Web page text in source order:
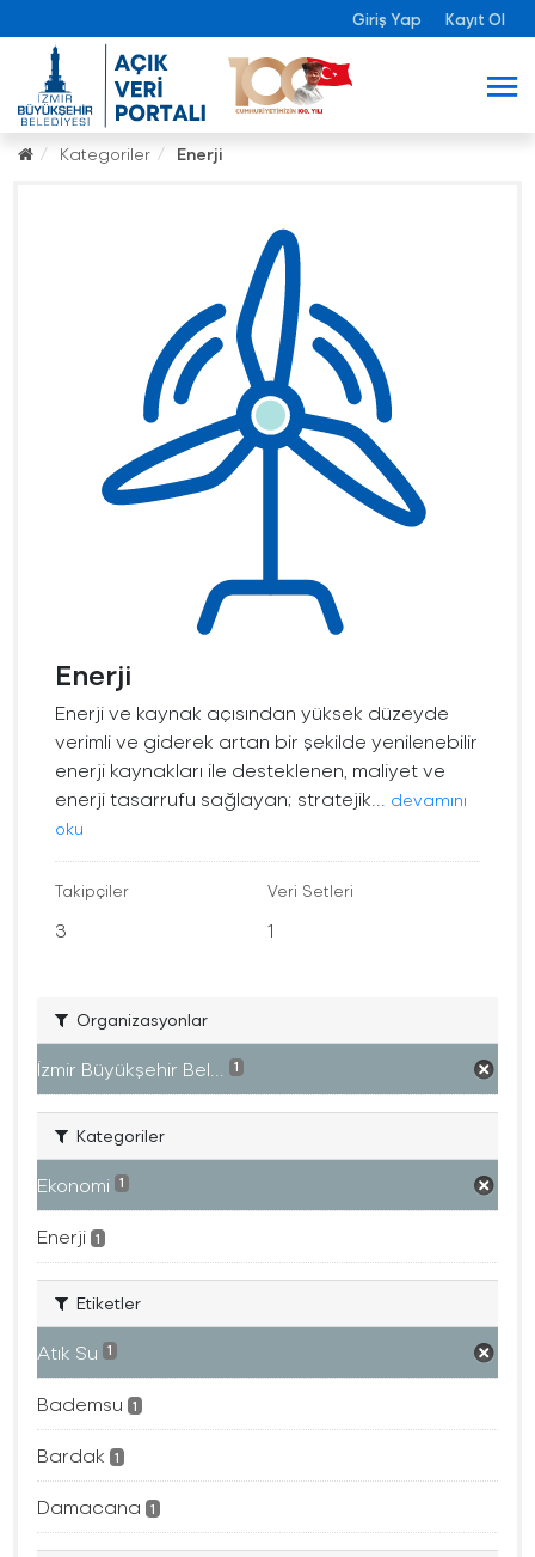
Giriş Yap Kayıt Ol
Kategoriler Enerji
Enerji
Enerji ve kaynak açısından yüksek düzeyde
verimli ve giderek artan bir şekilde yenilenebilir
enerji kaynakları ile desteklenen, maliyet ve
enerji tasarrufu sağlayan; stratejik...
devamını
oku
Takipçiler
3
Veri Setleri
1
Organizasyonlar
İzmir Büyükşehir Bel... 1
Kategoriler
Ekonomi 1
Enerji 1
Etiketler
Atık Su 1
Bademsu 1
Bardak 1
Damacana 1